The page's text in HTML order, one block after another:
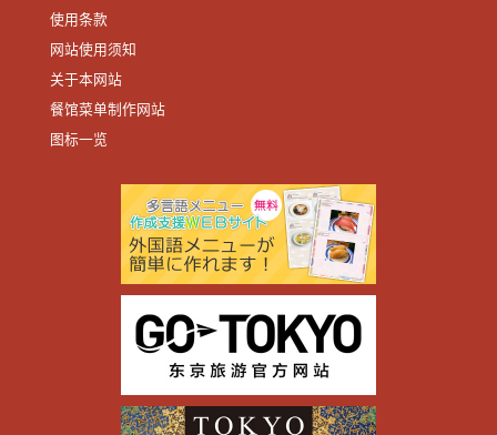
使用条款
网站使用须知
关于本网站
餐馆菜单制作网站
图标一览